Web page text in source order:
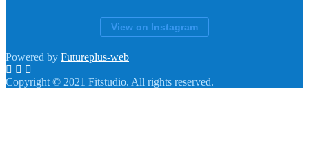
View on Instagram
Powered by Futureplus-web
Copyright © 2021 Fitstudio. All rights reserved.